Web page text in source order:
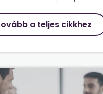
a teljes cikkhez